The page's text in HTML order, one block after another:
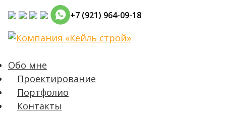
+7 (921) 964-09-18
Обо мне
Проектирование
Портфолио
Контакты